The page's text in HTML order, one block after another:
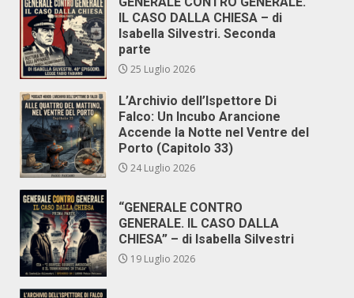
IL CASO DALLA CHIESA – di
Isabella Silvestri. Seconda
parte
25 Luglio 2026
L’Archivio dell’Ispettore Di
Falco: Un Incubo Arancione
Accende la Notte nel Ventre del
Porto (Capitolo 33)
24 Luglio 2026
“GENERALE CONTRO
GENERALE. IL CASO DALLA
CHIESA” – di Isabella Silvestri
19 Luglio 2026